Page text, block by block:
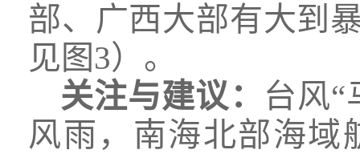
部、广西大部有大到
见图3）。
关注与建议： 台风
风雨，南海北部海域